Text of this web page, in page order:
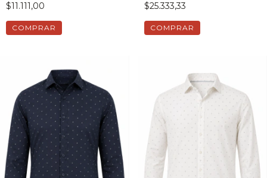
$11.111,00
COMPRAR
$25.333,33
COMPRAR